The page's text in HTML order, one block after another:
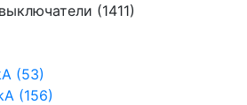
(1411)
(53)
(156)